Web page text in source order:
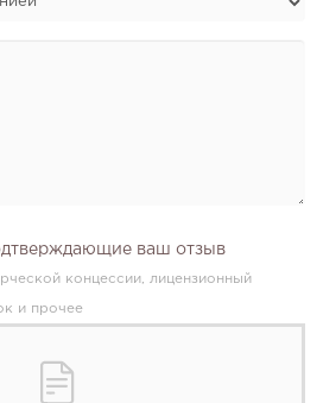
ваш отзыв
концессии, лицензионный
и прочее